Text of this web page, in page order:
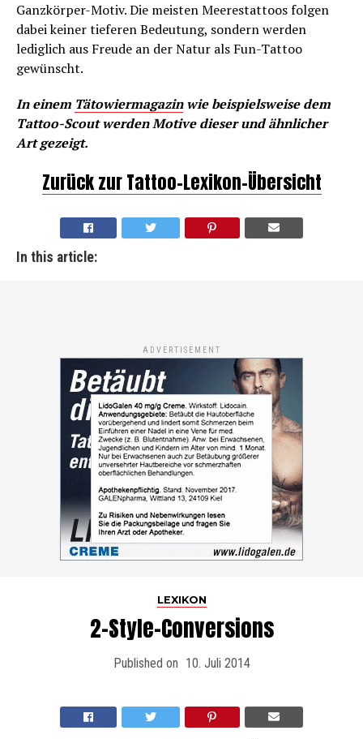
Ganzkörper-Motiv. Die meisten Meerestattoos folgen
dabei keiner tieferen Bedeutung, sondern werden
lediglich aus Freude an der Natur als Fun-Tattoo
gewünscht.
In einem Tätowiermagazinwie beispielsweise dem
Tattoo-Scout werden Motive dieser und ähnlicher
Art gezeigt.
Zurück zur Tattoo-Lexikon-Übersicht
In this article:
ADVERTISEMENT
LEXIKON
2-Style-Conversions
Published on 10. Juli 2014